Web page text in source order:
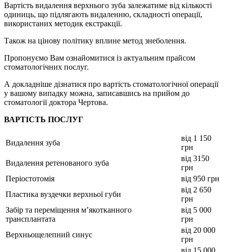
Вартість видалення верхнього зуба залежатиме від кількості
одиниць, що підлягають видаленню, складності операції,
використаних методик екстракції.
Також на цінову політику вплине метод знеболення.
Пропонуємо Вам ознайомитися із актуальним прайсом
стоматологічних послуг.
А докладніше дізнатися про вартість стоматологічної операції
у вашому випадку можна, записавшись на прийом до
стоматології доктора Чертова.
ВАРТІСТЬ ПОСЛУГ
Видалення зуба
від 1 150
грн
Видалення ретенованого зуба
від 3150
грн
Періостотомія
від 950 грн
Пластика вуздечки верхньої губи
від 2 650
грн
Забір та переміщення м’якотканного
трансплантата
від 5 000
грн
Верхньощелепний синус
від 20 000
грн
від 15 000